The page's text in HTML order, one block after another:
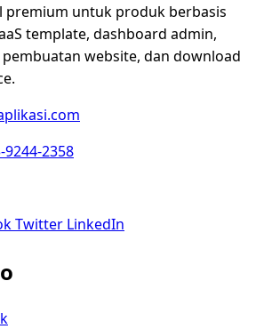
premium untuk produk berbasis
template, dashboard admin,
website, dan download
9244-2358
Twitter LinkedIn